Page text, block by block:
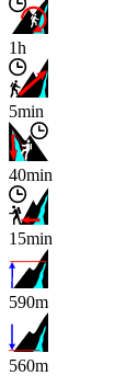
1h
5min
40min
15min
590m
560m